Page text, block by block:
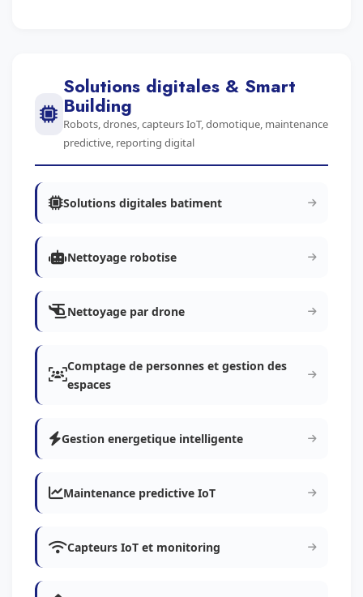
Solutions digitales & Smart
Building
Robots, drones, capteurs IoT, domotique, maintenance
predictive, reporting digital
Solutions digitales batiment
Nettoyage robotise
Nettoyage par drone
Comptage de personnes et gestion des
espaces
Gestion energetique intelligente
Maintenance predictive IoT
Capteurs IoT et monitoring